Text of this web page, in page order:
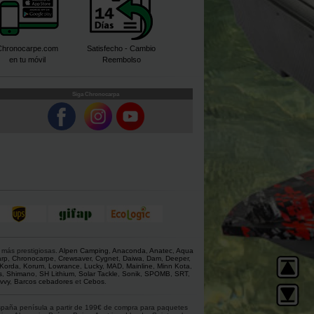
en tu móvil
Satisfecho - Cambio
Reembolso
Siga Chronocarpa
prestigiosas. Alpen Camping Anaconda Anatec Aqua
Chronocarpe Crewsaver, Cygnet, Daiwa Dam, Deeper,
Korda Korum Lowrance Lucky, MAD Mainline Minn Kota
, Shimano SH Lithium, Solar Tackle Sonik, SPOMB SRT,
, Barcos cebadoreset Cebos.
penísula a partir de 199€ de compra para paquetes